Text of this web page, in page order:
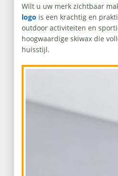
Wilt u uw merk zichtbaar
logo is een krachtig en
outdoor activiteiten en
hoogwaardige skiwax die
huisstijl.